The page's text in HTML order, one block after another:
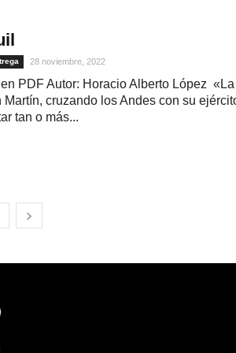
28 noviembre, 2022
PDF Autor: Horacio Alberto López «La
Martín, cruzando los Andes con su
tan o más...